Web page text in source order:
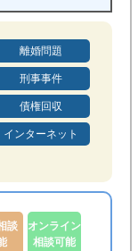
離婚問題
刑事事件
債権回収
インターネット
談
オンライン
相談可能